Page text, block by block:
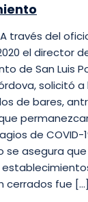
través del
el director
de San Luis
solicitó
de bares,
de COVID-
se asegura
cerrados fue […]